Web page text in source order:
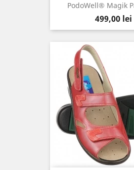
PodoWell® Magik
Pret
499,00 lei